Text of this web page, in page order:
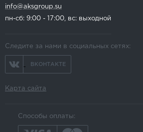
info@aksgroup.su
пн-сб: 9:00 - 17:00, вс: выходной
Следите за нами в социальных сетях:
ВКОНТАКТЕ
Карта сайта
Способы оплаты: